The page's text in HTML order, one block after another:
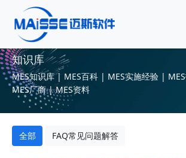
知识库
MES知识库 | MES百科 | MES实施经验 |
MES厂商 | MES资料
全部 FAQ常见问题解答